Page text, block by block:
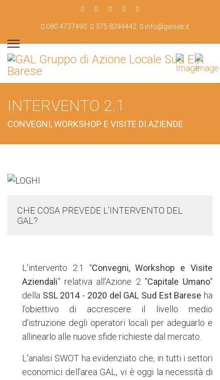
080 4737490 375 8294442 info@galseb.it
INTERVENTO 2.1
CONVEGNI, WORKSHOP E VISITE DI AZIENDE
CHE COSA PREVEDE L’INTERVENTO DEL
GAL?
L’intervento 2.1 “Convegni, Workshop e Visite
Aziendali” relativa all'Azione 2 "Capitale Umano"
della SSL 2014 - 2020 del GAL Sud Est Barese ha
l’obiettivo di accrescere il livello medio
d’istruzione degli operatori locali per adeguarlo e
allinearlo alle nuove sfide richieste dal mercato.
L’analisi SWOT ha evidenziato che, in tutti i settori
economici dell’area GAL, vi è oggi la necessità di